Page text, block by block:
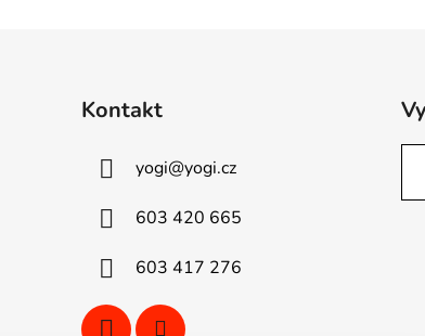
Kontakt
yogi@yogi.cz
603 420 665
603 417 276